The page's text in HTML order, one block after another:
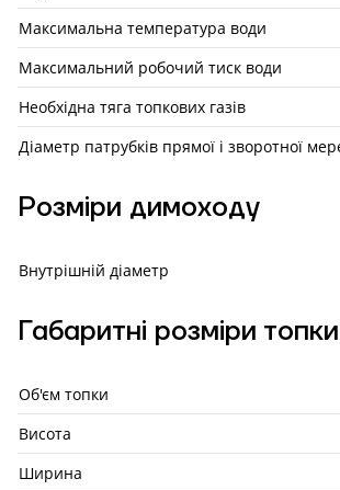
Максимальна температура води
Максимальний робочий тиск води
Необхідна тяга топкових газів
Діаметр патрубків прямої і зворотної
Розміри димоходу
Внутрішній діаметр
Габаритні розміри топки
Об'єм топки
Висота
Ширина